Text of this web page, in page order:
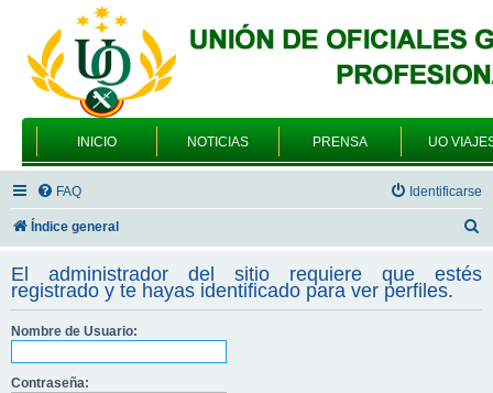
INICIO NOTICIAS PRENSA UO
FAQ Identificarse
Índice general
s
c
El administrador del sitio requiere que estés
registrado y te hayas identificado para ver perfiles.
Nombre de Usuario:
Contraseña: